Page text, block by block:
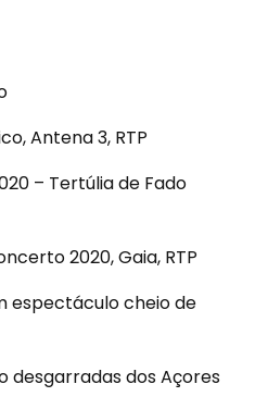
Antena 3, RTP
– Tertúlia de Fado
2020, Gaia, RTP
espectáculo cheio de
desgarradas dos Açores